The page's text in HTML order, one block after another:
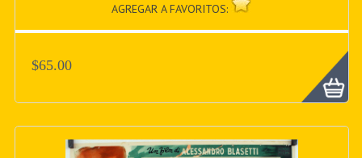
AGREGAR A FAVORITOS:
$65.00